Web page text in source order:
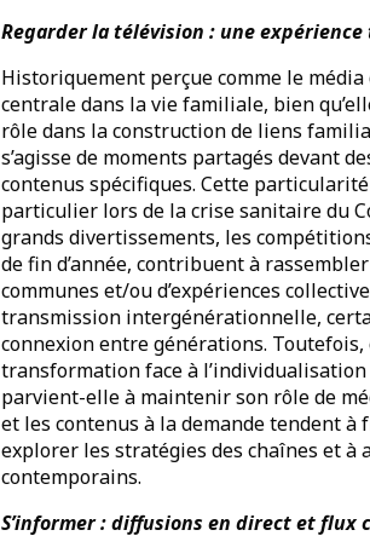
Regarder la télévision : une
Historiquement perçue comme le
centrale dans la vie familiale, bien
rôle dans la construction de liens
s’agisse de moments partagés devant
contenus spécifiques. Cette
particulier lors de la crise sanitaire du
grands divertissements, les
de fin d’année, contribuent à
communes et/ou d’expériences
transmission intergénérationnelle,
connexion entre générations.
transformation face à
parvient-elle à maintenir son rôle de
et les contenus à la demande tendent
explorer les stratégies des chaînes et à
contemporains.
S’informer : diffusions en direct et flux